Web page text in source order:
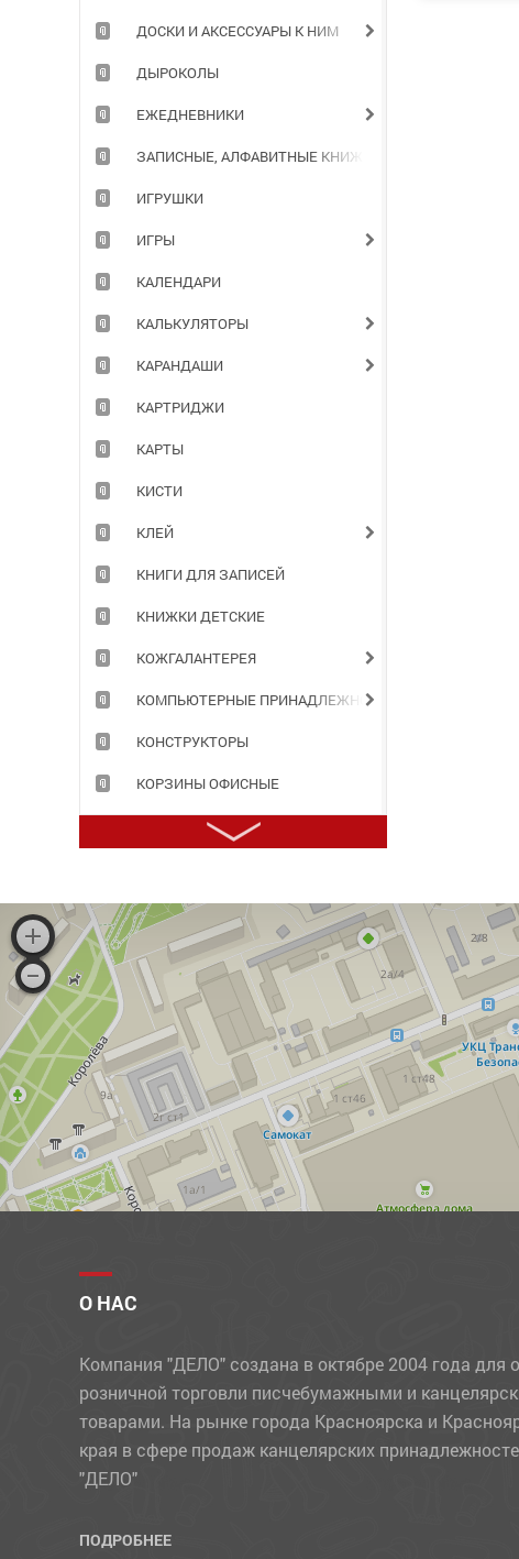
ДОСКИ И АКСЕССУАРЫ К НИМ
ДЫРОКОЛЫ
ЕЖЕДНЕВНИКИ
ЗАПИСНЫЕ, АЛФАВИТНЫЕ КНИЖКИ
ИГРУШКИ
ИГРЫ
КАЛЕНДАРИ
КАЛЬКУЛЯТОРЫ
КАРАНДАШИ
КАРТРИДЖИ
КАРТЫ
КИСТИ
КЛЕЙ
КНИГИ ДЛЯ ЗАПИСЕЙ
КНИЖКИ ДЕТСКИЕ
КОЖГАЛАНТЕРЕЯ
КОМПЬЮТЕРНЫЕ ПРИНАДЛЕЖНОСТИ
КОНСТРУКТОРЫ
КОРЗИНЫ ОФИСНЫЕ
КОРОБА АРХИВНЫЕ
КРАСКИ ДЛЯ ТВОРЧЕСТВА
ЛАМИНАТОРЫ И РАСХОДНЫЕ МАТЕРИАЛЫ
ЛАСТИКИ
МАРКЕРЫ, ТЕКСТОВЫДЕЛИТЕЛИ
МЕЛКИ
МЕЛКИЕ КАНЦЕЛЯРСКИЕ ПРИНАДЛЕЖНОСТИ
НАБОРЫ ДЕТСКИЕ
НАБОРЫ ОФИСНЫЕ
НОЖНИЦЫ
ОБЛОЖКИ
ОТКРЫТКИ
ПАПКИ
О НАС
Компания "ДЕЛО" создана в октябре 2004 года для
розничной торговли писчебумажными и
товарами. На рынке города Красноярска и
края в сфере продаж канцелярских
"ДЕЛО"
ПОДРОБНЕЕ